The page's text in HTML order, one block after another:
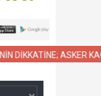
ASKER